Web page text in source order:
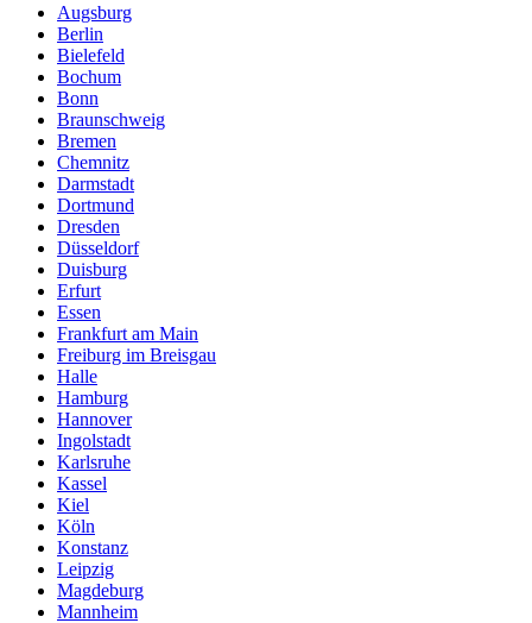
Augsburg
Berlin
Bielefeld
Bochum
Bonn
Braunschweig
Bremen
Chemnitz
Darmstadt
Dortmund
Dresden
Düsseldorf
Duisburg
Erfurt
Essen
Frankfurt am Main
Freiburg im Breisgau
Halle
Hamburg
Hannover
Ingolstadt
Karlsruhe
Kassel
Kiel
Köln
Konstanz
Leipzig
Magdeburg
Mannheim